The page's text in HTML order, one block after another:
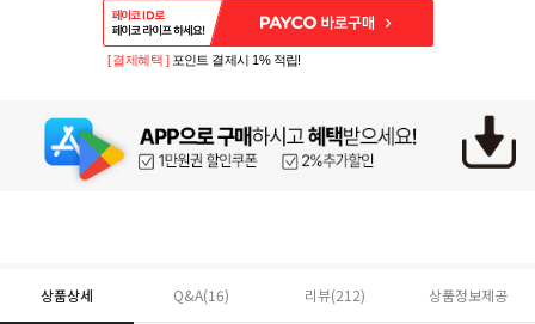
[ 결제혜택 ] 포인트 결제시 1% 적립!
상품상세 Q&A(16) 리뷰(212) 상품정보제공